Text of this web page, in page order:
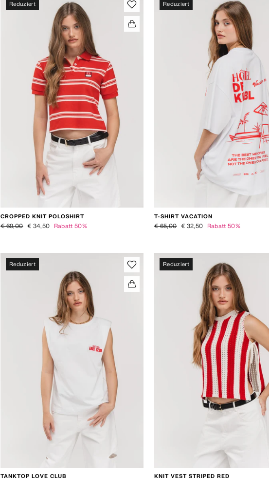
Reduziert
CROPPED KNIT POLOSHIRT
Normaler Preis
€ 69,00 Sonderpreis
€ 34,50 Rabatt 50%
Reduziert
T-SHIRT VACATION
Normaler Preis
€ 65,00 Sonderpreis
€ 32,50 Rabatt 50%
Reduziert
TANKTOP LOVE CLUB
Reduziert
KNIT VEST STRIPED RED